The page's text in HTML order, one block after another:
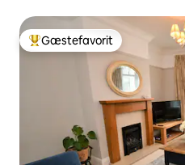
Bedste gæstefavorit
Gæstefavorit